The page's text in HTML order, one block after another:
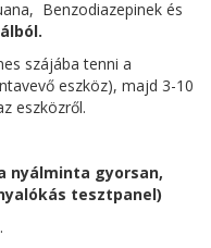
Benzodiazepinek és
szájába tenni a
eszköz), majd 3-10
eszközről.
nyálminta gyorsan,
tesztpanel)